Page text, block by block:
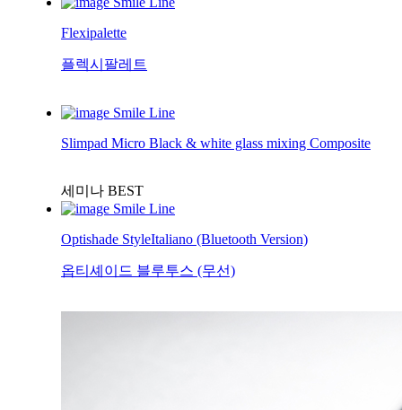
Flexipalette
플렉시팔레트
Smile Line
Slimpad Micro Black & white glass mixing Composite
세미나 BEST
Smile Line
Optishade StyleItaliano (Bluetooth Version)
옵티셰이드 블루투스 (무선)